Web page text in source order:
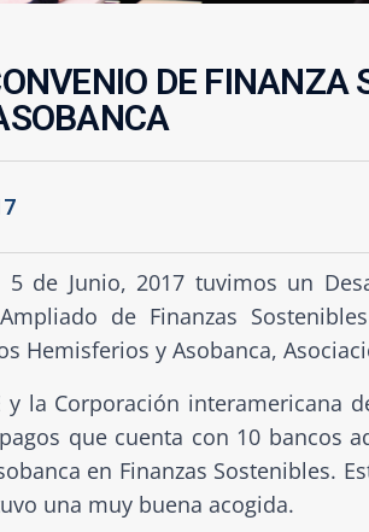
DE FINANZA
5 de Junio, 2017 tuvimos un
de Finanzas
Hemisferios y Asobanca,
y la Corporación interamericana
que cuenta con 10 bancos
en Finanzas Sostenibles.
una muy buena acogida.